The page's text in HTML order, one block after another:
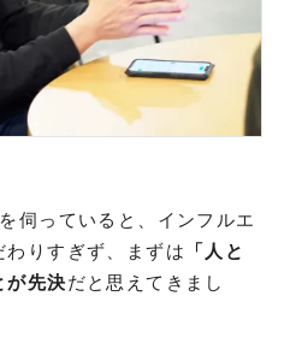
伺っていると、インフルエ
わりすぎず、まずは
「人と
が先決だと思えてきまし